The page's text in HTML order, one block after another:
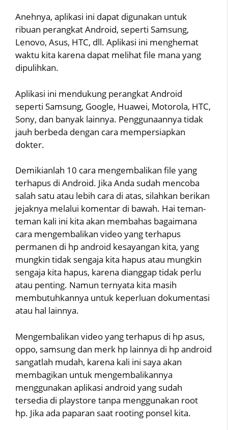
Anehnya, aplikasi ini dapat digunakan untuk
ribuan perangkat Android, seperti Samsung,
Lenovo, Asus, HTC, dll. Aplikasi ini menghemat
waktu kita karena dapat melihat file mana yang
dipulihkan.
Aplikasi ini mendukung perangkat Android
seperti Samsung, Google, Huawei, Motorola, HTC,
Sony, dan banyak lainnya. Penggunaannya tidak
jauh berbeda dengan cara mempersiapkan
dokter.
Demikianlah 10 cara mengembalikan file yang
terhapus di Android. Jika Anda sudah mencoba
salah satu atau lebih cara di atas, silahkan berikan
jejaknya melalui komentar di bawah. Hai teman-
teman kali ini kita akan membahas bagaimana
cara mengembalikan video yang terhapus
permanen di hp android kesayangan kita, yang
mungkin tidak sengaja kita hapus atau mungkin
sengaja kita hapus, karena dianggap tidak perlu
atau penting. Namun ternyata kita masih
membutuhkannya untuk keperluan dokumentasi
atau hal lainnya.
Mengembalikan video yang terhapus di hp asus,
oppo, samsung dan merk hp lainnya di hp android
sangatlah mudah, karena kali ini saya akan
membagikan untuk mengembalikannya
menggunakan aplikasi android yang sudah
tersedia di playstore tanpa menggunakan root
hp. Jika ada paparan saat rooting ponsel kita.